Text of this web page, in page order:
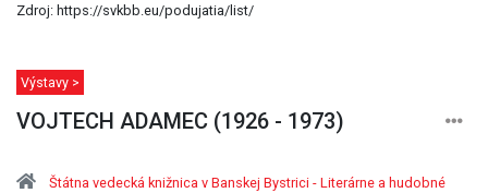
Zdroj: https://svkbb.eu/podujatia/list/
Výstavy >
VOJTECH ADAMEC (1926 - 1973)
Štátna vedecká knižnica v Banskej Bystrici - Literárne a hudobné